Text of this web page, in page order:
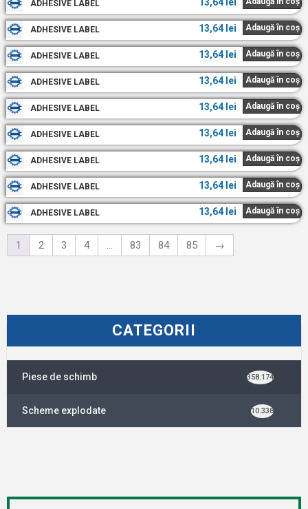
ADHESIVE LABEL
ADHESIVE LABEL 13,64 lei Adaugă în coș
ADHESIVE LABEL 13,64 lei Adaugă în coș
ADHESIVE LABEL 13,64 lei Adaugă în coș
ADHESIVE LABEL 13,64 lei Adaugă în coș
ADHESIVE LABEL 13,64 lei Adaugă în coș
ADHESIVE LABEL 13,64 lei Adaugă în coș
ADHESIVE LABEL 13,64 lei Adaugă în coș
ADHESIVE LABEL 13,64 lei Adaugă în coș
1 2 3 4 83 84 85 →
CATEGORII
Piese de schimb 358.174
Scheme explodate 10.338